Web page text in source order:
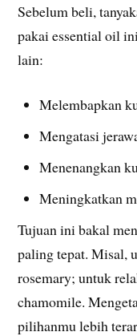
Sebelum beli,
pakai essential oil
lain:
Melembapkan
Mengatasi
Menenangkan
Meningkatkan
Tujuan ini bakal
paling tepat. Misal,
rosemary; untuk
chamomile.
pilihanmu lebih